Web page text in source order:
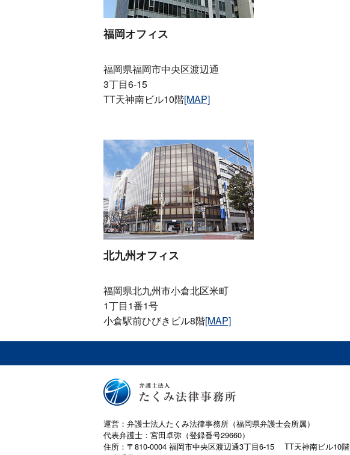
福岡オフィス
福岡県福岡市中央区渡辺通
3丁目6-15
TT天神南ビル10階[MAP]
北九州オフィス
福岡県北九州市小倉北区米町
1丁目1番1号
小倉駅前ひびきビル8階[MAP]
運営：弁護士法人たくみ法律事務所（福岡県弁護士会所属）
代表弁護士：宮田卓弥（登録番号29660）
住所：〒810-0004 福岡市中央区渡辺通3丁目6-15
TT天神南ビル10階